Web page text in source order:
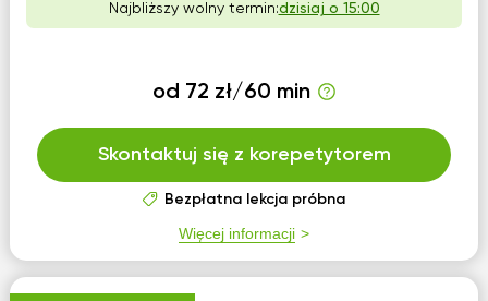
Najbliższy wolny termin:dzisiaj o 15:00
od 72 zł/60 min
Skontaktuj się z korepetytorem
Bezpłatna lekcja próbna
Więcej informacji